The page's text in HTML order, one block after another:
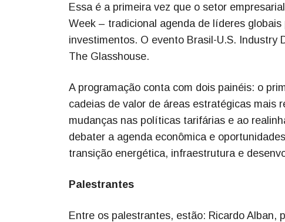
Essa é a primeira vez que o setor
Week – tradicional agenda de líderes
investimentos. O evento Brasil-U.S. Industry
The Glasshouse.
A programação conta com dois painéis: o
cadeias de valor de áreas estratégicas mais
mudanças nas políticas tarifárias e ao
debater a agenda econômica e
transição energética, infraestrutura e
Palestrantes
Entre os palestrantes, estão: Ricardo Alban,